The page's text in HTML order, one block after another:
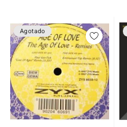
Agotado